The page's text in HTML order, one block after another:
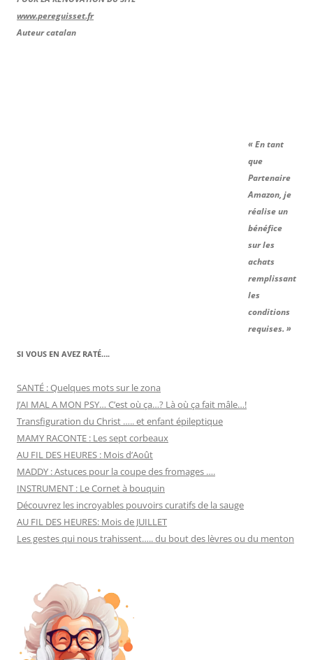
www.pereguisset.fr
Auteur catalan
« En tant
que
Partenaire
Amazon, je
réalise un
bénéfice
sur les
achats
remplissant
les
conditions
requises. »
SI VOUS EN AVEZ RATÉ….
SANTÉ : Quelques mots sur le zona
J’AI MAL A MON PSY… C’est où ça…? Là où ça fait mâle…!
Transfiguration du Christ ….. et enfant épileptique
MAMY RACONTE : Les sept corbeaux
AU FIL DES HEURES : Mois d’Août
MADDY : Astuces pour la coupe des fromages ….
INSTRUMENT : Le Cornet à bouquin
Découvrez les incroyables pouvoirs curatifs de la sauge
AU FIL DES HEURES: Mois de JUILLET
Les gestes qui nous trahissent….. du bout des lèvres ou du menton